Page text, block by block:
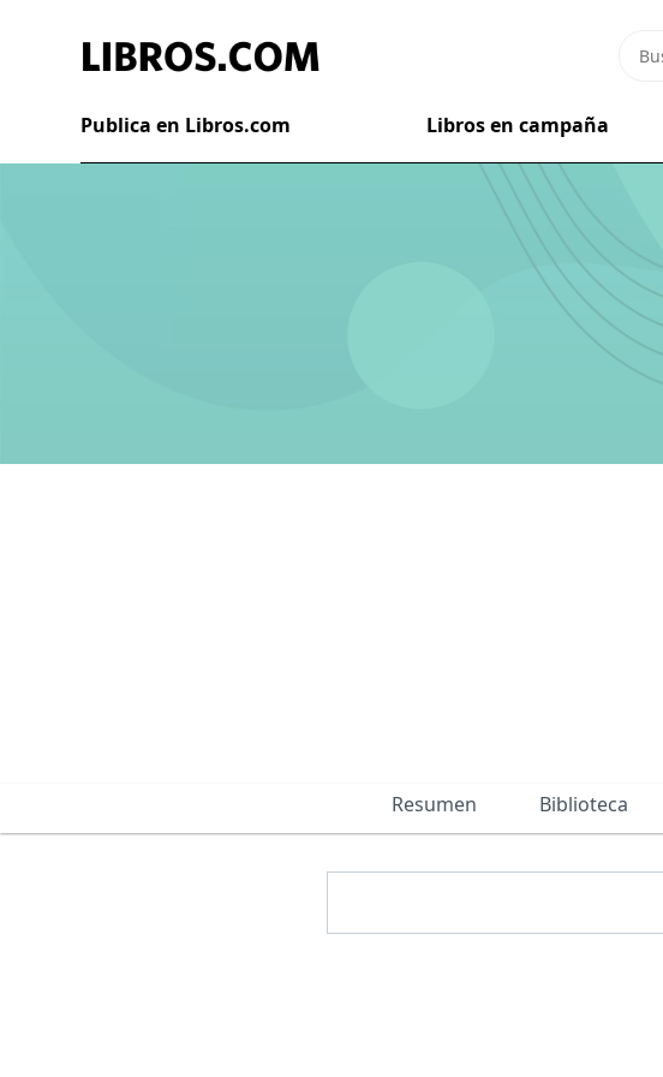
Publica en Libros.com Libros en campaña
Resumen Biblioteca